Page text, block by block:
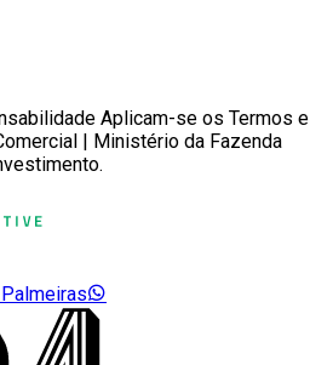
Aplicam-se os Termos e
| Ministério da Fazenda